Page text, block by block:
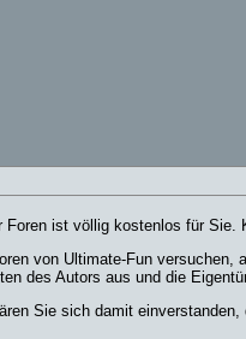
Foren ist völlig kostenlos für
von Ultimate-Fun
des Autors aus und die
Sie sich damit